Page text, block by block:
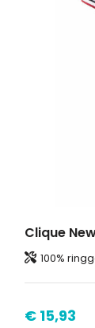
Clique
100%
€ 15,93